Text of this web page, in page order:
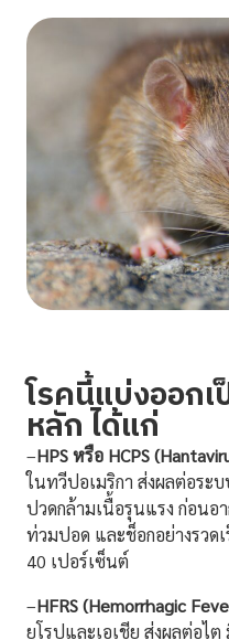
โรคนี้แบ่งออก
หลัก ได้แก่
–HPS หรือ HCPS
ในทวีปอเมริกา ส่งผลต่อระ
ปวดกล้ามเนื้อรุนแรง ก่อนอ
ท่วมปอด และช็อกอย่างรวด
40 เปอร์เซ็นต์
–HFRS (Hemorrhagic
ยุโรปและเอเชีย ส่งผลต่อไต